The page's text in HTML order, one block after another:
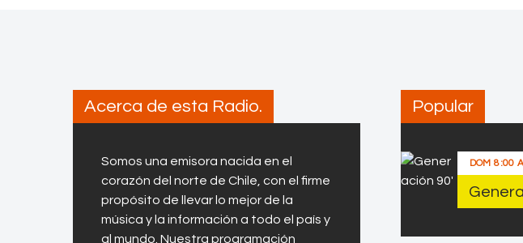
Acerca de esta Radio.
Somos una emisora nacida en el
corazón del norte de Chile, con el firme
propósito de llevar lo mejor de la
música y la información a todo el país y
al mundo. Nuestra programación
Popular
DOM8:00